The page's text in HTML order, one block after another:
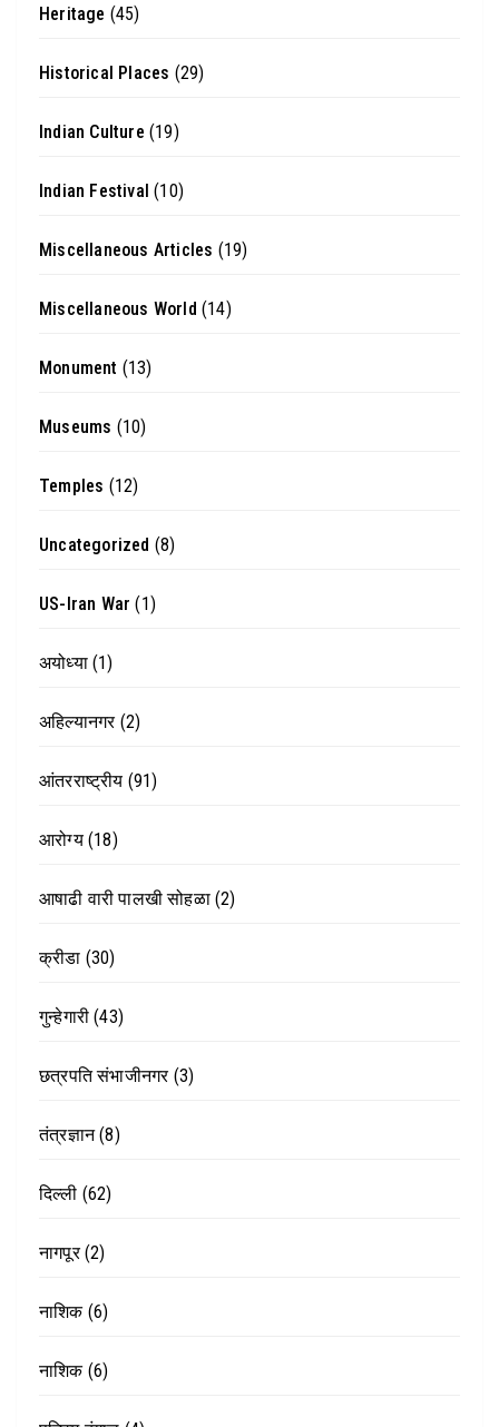
Heritage (45)
Historical Places (29)
Indian Culture (19)
Indian Festival (10)
Miscellaneous Articles (19)
Miscellaneous World (14)
Monument (13)
Museums (10)
Temples (12)
Uncategorized (8)
US-Iran War (1)
अयोध्या(1)
अहिल्यानगर(2)
आंतरराष्ट्रीय (91)
आरोग्य(18)
आषाढी वारी पालखी सोहळा(2)
क्रीडा (30)
गुन्हेगारी (43)
छत्रपति संभाजीनगर(3)
तंत्रज्ञान(8)
दिल्ली (62)
नागपूर(2)
नाशिक(6)
नाशिक(6)